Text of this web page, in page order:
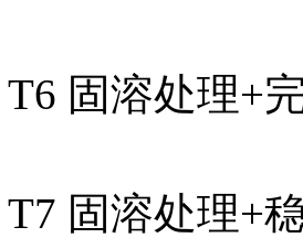
T6 固溶处理+
T7 固溶处理+